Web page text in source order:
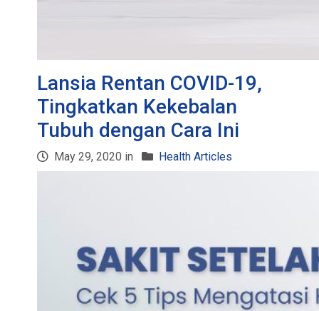
Lansia Rentan COVID-19,
Tingkatkan Kekebalan
Tubuh dengan Cara Ini
May 29, 2020 in Health Articles